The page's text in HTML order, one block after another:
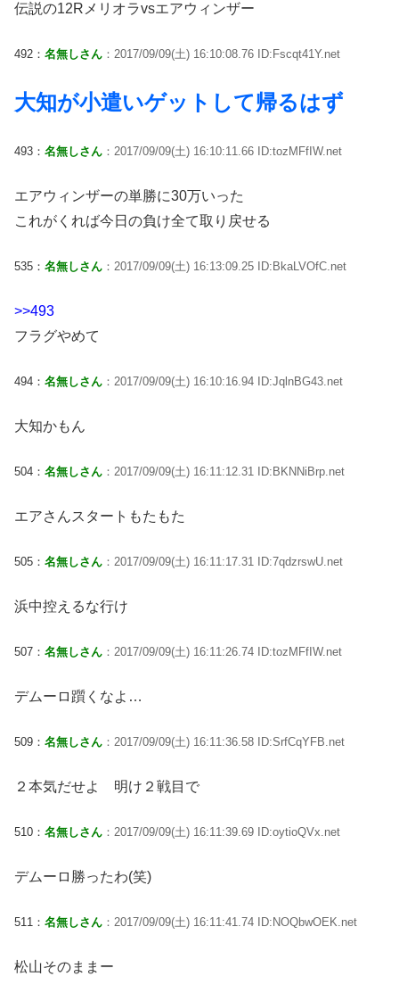
伝説の12Rメリオラvsエアウィンザー
492： 名無しさん ：2017/09/09(土) 16:10:08.76 ID:Fscqt41Y.net
大知が小遣いゲットして帰るはず
493： 名無しさん ：2017/09/09(土) 16:10:11.66 ID:tozMFfIW.net
エアウィンザーの単勝に30万いった
これがくれば今日の負け全て取り戻せる
535： 名無しさん ：2017/09/09(土) 16:13:09.25 ID:BkaLVOfC.net
>>493
フラグやめて
494： 名無しさん ：2017/09/09(土) 16:10:16.94 ID:JqlnBG43.net
大知かもん
504： 名無しさん ：2017/09/09(土) 16:11:12.31 ID:BKNNiBrp.net
エアさんスタートもたもた
505： 名無しさん ：2017/09/09(土) 16:11:17.31 ID:7qdzrswU.net
浜中控えるな行け
507： 名無しさん ：2017/09/09(土) 16:11:26.74 ID:tozMFfIW.net
デムーロ躓くなよ…
509： 名無しさん ：2017/09/09(土) 16:11:36.58 ID:SrfCqYFB.net
２本気だせよ 明け２戦目で
510： 名無しさん ：2017/09/09(土) 16:11:39.69 ID:oytioQVx.net
デムーロ勝ったわ(笑)
511： 名無しさん ：2017/09/09(土) 16:11:41.74 ID:NOQbwOEK.net
松山そのままー